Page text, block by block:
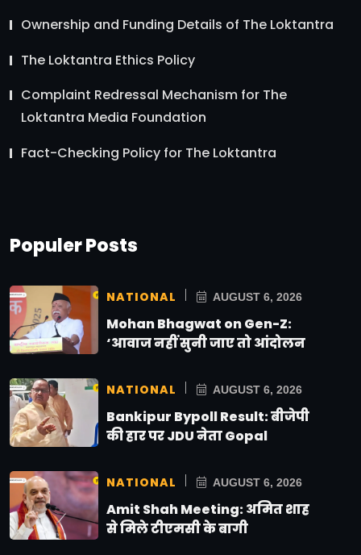
Ownership and Funding Details of The Loktantra
The Loktantra Ethics Policy
Complaint Redressal Mechanism for The
Loktantra Media Foundation
Fact-Checking Policy for The Loktantra
Populer Posts
NATIONAL AUGUST 6, 2026
Mohan Bhagwat on Gen-Z:
‘आवाज नहीं सुनी जाए तो आंदोलन
NATIONAL AUGUST 6, 2026
Bankipur Bypoll Result: बीजेपी
की हार पर JDU नेता Gopal
NATIONAL AUGUST 6, 2026
Amit Shah Meeting: अमित शाह
से मिले टीएमसी के बागी